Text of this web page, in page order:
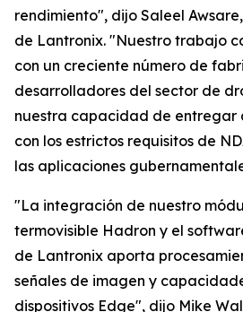
rendimiento", dijo Saleel
de Lantronix. "Nuestro trabajo
con un creciente número de
desarrolladores del sector de
nuestra capacidad de entregar
con los estrictos requisitos de
las aplicaciones
"La integración de nuestro
termovisible Hadron y el
de Lantronix aporta
señales de imagen y
dispositivos Edge", dijo Mike